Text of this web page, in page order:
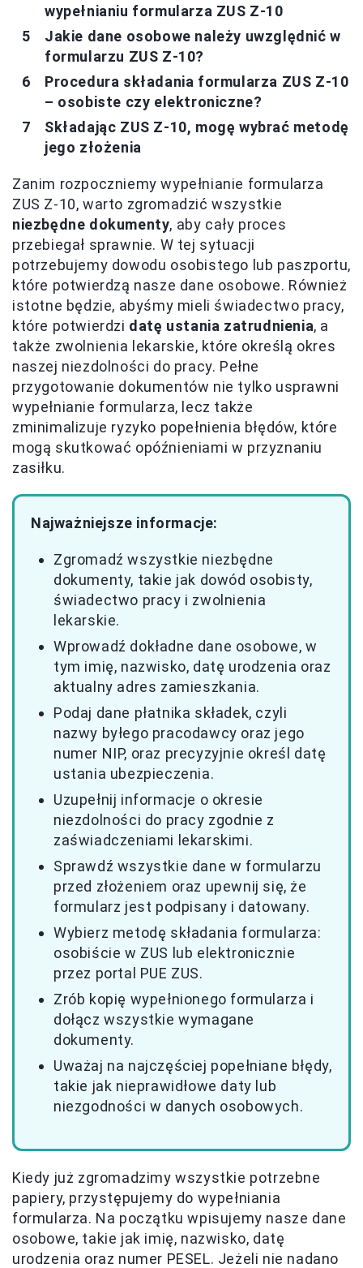
wypełnianiu formularza ZUS Z-10
Jakie dane osobowe należy uwzględnić w
formularzu ZUS Z-10?
Procedura składania formularza ZUS Z-10
– osobiste czy elektroniczne?
Składając ZUS Z-10, mogę wybrać metodę
jego złożenia
Zanim rozpoczniemy wypełnianie formularza
ZUS Z-10, warto zgromadzić wszystkie
niezbędne dokumenty, aby cały proces
przebiegał sprawnie. W tej sytuacji
potrzebujemy dowodu osobistego lub paszportu,
które potwierdzą nasze dane osobowe. Również
istotne będzie, abyśmy mieli świadectwo pracy,
które potwierdzi datę ustania zatrudnienia, a
także zwolnienia lekarskie, które określą okres
naszej niezdolności do pracy. Pełne
przygotowanie dokumentów nie tylko usprawni
wypełnianie formularza, lecz także
zminimalizuje ryzyko popełnienia błędów, które
mogą skutkować opóźnieniami w przyznaniu
zasiłku.
Najważniejsze informacje:
Zgromadź wszystkie niezbędne
dokumenty, takie jak dowód osobisty,
świadectwo pracy i zwolnienia
lekarskie.
Wprowadź dokładne dane osobowe, w
tym imię, nazwisko, datę urodzenia oraz
aktualny adres zamieszkania.
Podaj dane płatnika składek, czyli
nazwy byłego pracodawcy oraz jego
numer NIP, oraz precyzyjnie określ datę
ustania ubezpieczenia.
Uzupełnij informacje o okresie
niezdolności do pracy zgodnie z
zaświadczeniami lekarskimi.
Sprawdź wszystkie dane w formularzu
przed złożeniem oraz upewnij się, że
formularz jest podpisany i datowany.
Wybierz metodę składania formularza:
osobiście w ZUS lub elektronicznie
przez portal PUE ZUS.
Zrób kopię wypełnionego formularza i
dołącz wszystkie wymagane
dokumenty.
Uważaj na najczęściej popełniane błędy,
takie jak nieprawidłowe daty lub
niezgodności w danych osobowych.
Kiedy już zgromadzimy wszystkie potrzebne
papiery, przystępujemy do wypełniania
formularza. Na początku wpisujemy nasze dane
osobowe, takie jak imię, nazwisko, datę
urodzenia oraz numer PESEL. Jeżeli nie nadano